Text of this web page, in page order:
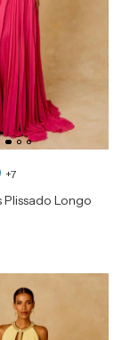
+7
Plissado Longo